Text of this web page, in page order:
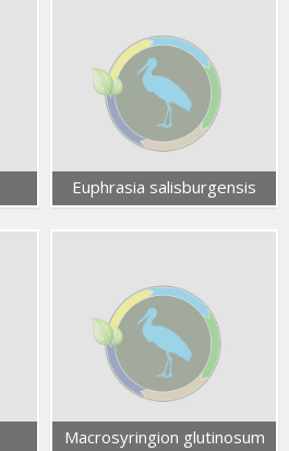
Euphrasia salisburgensis
Macrosyringion glutinosum